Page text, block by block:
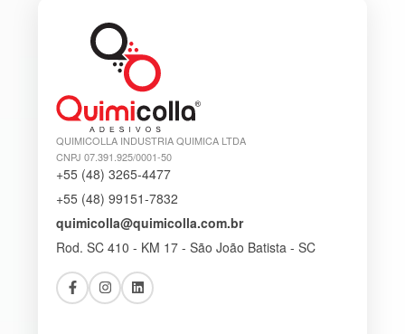
QUIMICOLLA INDUSTRIA QUIMICA LTDA
CNPJ 07.391.925/0001-50
+55 (48) 3265-4477
+55 (48) 99151-7832
quimicolla@quimicolla.com.br
Rod. SC 410 - KM 17 - São João Batista - SC